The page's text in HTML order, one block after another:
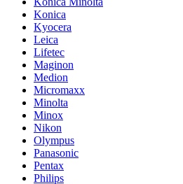
Konica
Kyocera
Leica
Lifetec
Maginon
Medion
Micromaxx
Minolta
Minox
Nikon
Olympus
Panasonic
Pentax
Philips